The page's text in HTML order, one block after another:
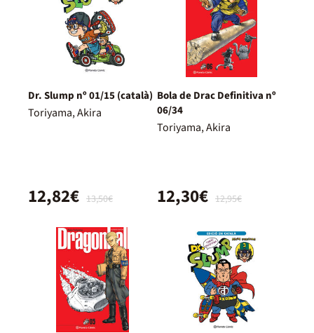
Dr. Slump nº 01/15 (català)
Toriyama, Akira
13,50€
12,82€
Bola de Drac Definitiva nº
06/34
Toriyama, Akira
12,95€
12,30€